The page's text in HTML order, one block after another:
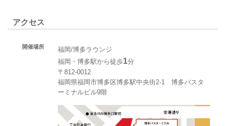
アクセス
開催場所
福岡/博多ラウンジ
福岡・博多駅から徒歩1分
〒812-0012
福岡県福岡市博多区博多駅中央街2-1 博多バスタ
ーミナルビル9階